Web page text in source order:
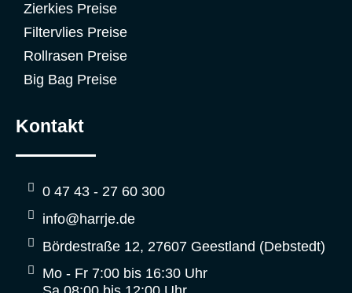
Zierkies Preise
Filtervlies Preise
Rollrasen Preise
Big Bag Preise
Kontakt
0 47 43 - 27 60 300
info@harrje.de
Bördestraße 12, 27607 Geestland (Debstedt)
Mo - Fr 7:00 bis 16:30 Uhr